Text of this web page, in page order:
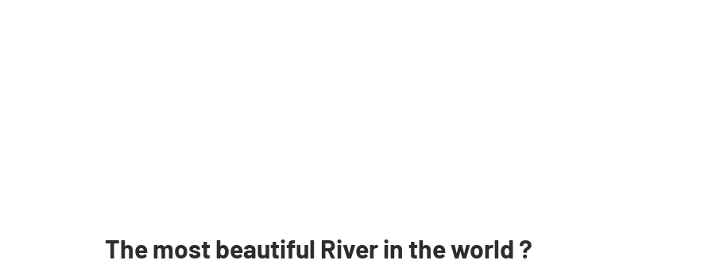
The most beautiful River in the world ?